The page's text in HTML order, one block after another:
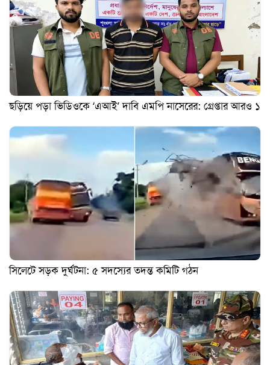
ছড়িয়ে পড়া ভিডিওকে ‘এআই’ দাবি এমপি নাসেরের: গ্রেপ্তার আরও ১
সিলেটে সড়ক দুর্ঘটনা: ৫ সদস্যের তদন্ত কমিটি গঠন